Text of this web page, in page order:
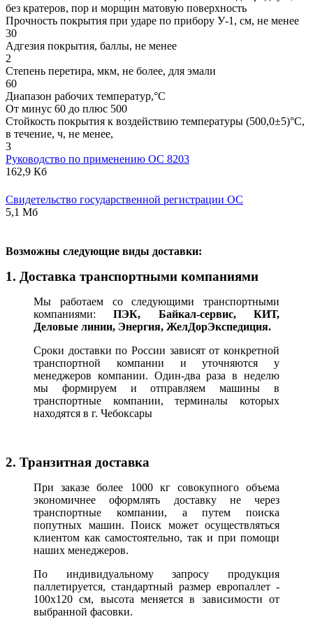
без кратеров, пор и морщин матовую поверхность
Прочность покрытия при ударе по прибору У-1, см, не менее
30
Адгезия покрытия, баллы, не менее
2
Степень перетира, мкм, не более, для эмали
60
Диапазон рабочих температур,°С
От минус 60 до плюс 500
Стойкость покрытия к воздействию температуры (500,0±5)°С,
в течение, ч, не менее,
3
Руководство по применению ОС 8203
162,9 Кб
Свидетельство государственной регистрации ОС
5,1 Мб
Возможны следующие виды доставки:
1. Доставка транспортными компаниями
Мы работаем со следующими транспортными
компаниями:ПЭК, Байкал-сервис, КИТ,
Деловые линии, Энергия, ЖелДорЭкспедиция.
Сроки доставки по России зависят от конкретной
транспортной компании и уточняются у
менеджеров компании. Один-два раза в неделю
мы формируем и отправляем машины в
транспортные компании, терминалы которых
находятся в г. Чебоксары
2. Транзитная доставка
При заказе более 1000 кг совокупного объема
экономичнее оформлять доставку не через
транспортные компании, а путем поиска
попутных машин. Поиск может осуществляться
клиентом как самостоятельно, так и при помощи
наших менеджеров.
По индивидуальному запросу продукция
паллетируется, стандартный размер европаллет -
100х120 см, высота меняется в зависимости от
выбранной фасовки.